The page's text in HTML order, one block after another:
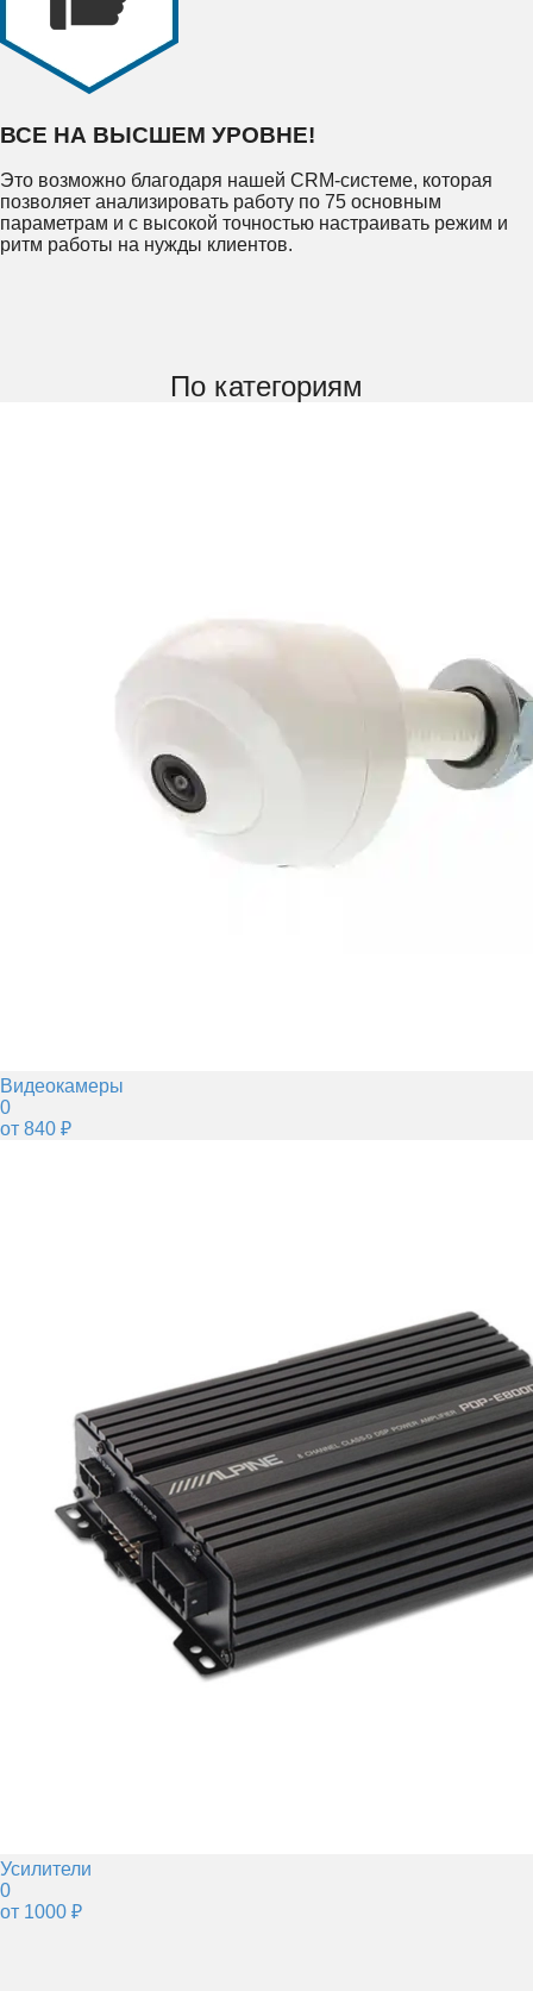
ВСЕ НА ВЫСШЕМ УРОВНЕ!
Это возможно благодаря нашей CRM-системе, которая
позволяет анализировать работу по 75 основным
параметрам и с высокой точностью настраивать режим и
ритм работы на нужды клиентов.
По категориям
Видеокамеры
0
от 840 ₽
Усилители
0
от 1000 ₽